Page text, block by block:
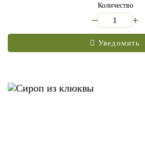
Количество
+
Уведомить